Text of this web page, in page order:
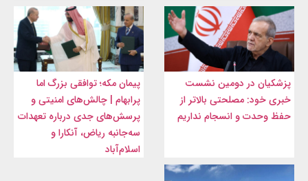
پزشکیان در دومین نشست
خبری خود: مصلحتی بالاتر از
حفظ وحدت و انسجام نداریم
پیمان مکه؛ توافقی بزرگ اما
پرابهام | چالش‌های امنیتی و
پرسش‌های جدی درباره تعهدات
سه‌جانبه ریاض، آنکارا و
اسلام‌آباد